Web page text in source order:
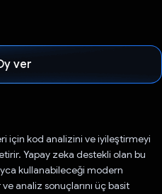
ver
için kod analizini ve iyileştirmeyi
Yapay zeka destekli olan bu
kullanabileceği modern
analiz sonuçlarını üç basit